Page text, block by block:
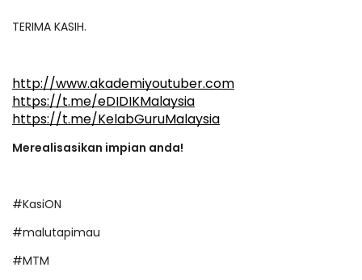
TERIMA KASIH.
http://www.akademiyoutuber.com
https://t.me/eDIDIKMalaysia
https://t.me/KelabGuruMalaysia
Merealisasikan impian anda!
#KasiON
#malutapimau
#MTM